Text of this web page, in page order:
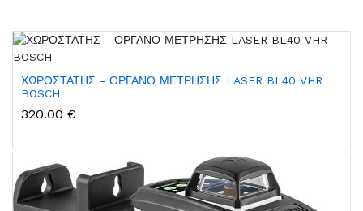
ΧΩΡΟΣΤΑΤΗΣ - ΟΡΓΑΝΟ ΜΕΤΡΗΣΗΣ LASER BL40 VHR
BOSCH
320.00 €